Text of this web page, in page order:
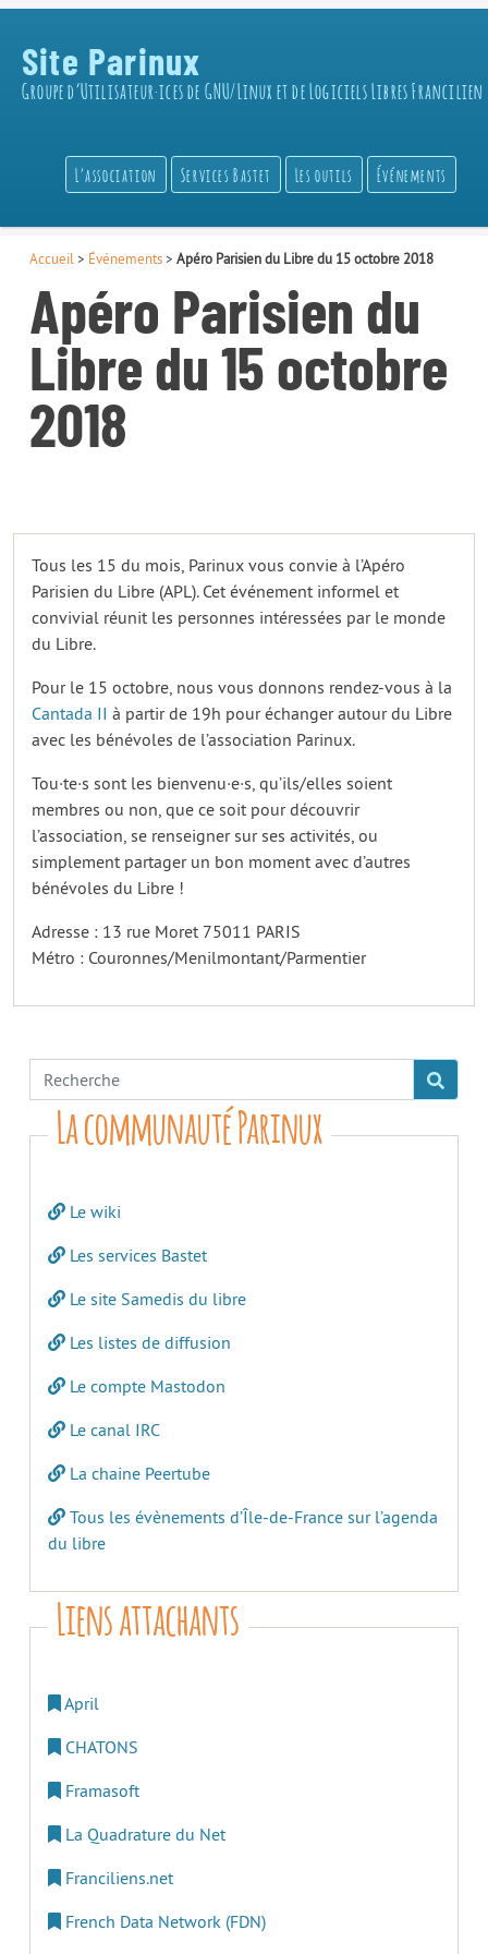
Site Parinux
Groupe d’Utilisateur·ices de GNU/Linux et de Logiciels Libres Francilien
L’association Services Bastet Les outils Événements
Accueil > Événements> Apéro Parisien du Libre du 15 octobre 2018
Apéro Parisien du
Libre du 15 octobre
2018
Tous les 15 du mois, Parinux vous convie à l’Apéro
Parisien du Libre (APL). Cet événement informel et
convivial réunit les personnes intéressées par le monde
du Libre.
Pour le 15 octobre, nous vous donnons rendez-vous à la
Cantada II à partir de 19h pour échanger autour du Libre
avec les bénévoles de l’association Parinux.
Tou·te·s sont les bienvenu·e·s, qu’ils/elles soient
membres ou non, que ce soit pour découvrir
l’association, se renseigner sur ses activités, ou
simplement partager un bon moment avec d’autres
bénévoles du Libre !
Adresse : 13 rue Moret 75011 PARIS
Métro : Couronnes/Menilmontant/Parmentier
La communauté Parinux
Le wiki
Les services Bastet
Le site Samedis du libre
Les listes de diffusion
Le compte Mastodon
Le canal IRC
La chaine Peertube
Tous les évènements d’Île-de-France sur l’agenda
du libre
Liens attachants
April
CHATONS
Framasoft
La Quadrature du Net
Franciliens.net
French Data Network (FDN)